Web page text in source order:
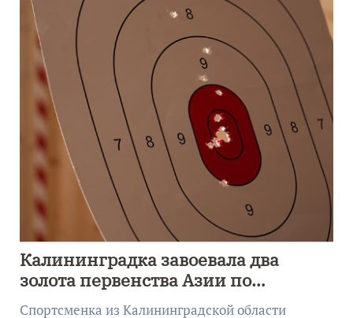
Калининградка завоевала два
золота первенства Азии по
метанию ножа
Спортсменка из Калининградской области